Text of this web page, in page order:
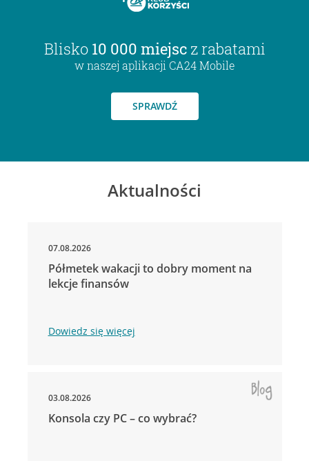
Blisko 10 000 miejsc z rabatami
w naszej aplikacji CA24 Mobile
SPRAWDŹ
Aktualności
07.08.2026
Półmetek wakacji to dobry moment na
lekcje finansów
Dowiedz się więcej
03.08.2026
Konsola czy PC – co wybrać?